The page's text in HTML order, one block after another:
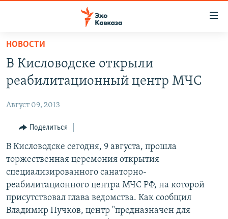
Вернуться
основному
содержанию
Вернутся
навигации
Вернутся
поиску
ТБИЛИСИ
СУХУМИ
ЦХИНВАЛИ
ВЕСЬ КАВКАЗ
СЕВЕРНЫЙ КАВКАЗ
АЗЕРБАЙДЖАН
ТЕМЫ
ЭКОНОМИКА
ОБЩЕСТВО
РУБРИКИ
НЕКРУГЛЫЙ СТОЛ
ГОСТЬ НЕДЕЛИ
МУЛЬТИМЕДИА
ВИДЕО
АУДИО
НОВОСТИ
В Кисловодске открыли
реабилитационный центр МЧС
Август 09, 2013
Поделиться
В Кисловодске сегодня, 9 августа, прошла
торжественная церемония открытия
специализированного санаторно-
реабилитационного центра МЧС РФ, на которой
присутствовал глава ведомства. Как сообщил
Владимир Пучков, центр "предназначен для